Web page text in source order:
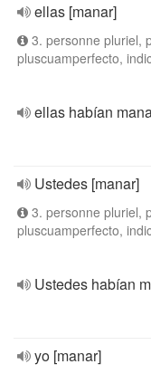
ellas [manar]
3. personne pluriel,
pluscuamperfecto,
ellas habían
Ustedes [manar]
3. personne pluriel,
pluscuamperfecto,
Ustedes habían
yo [manar]